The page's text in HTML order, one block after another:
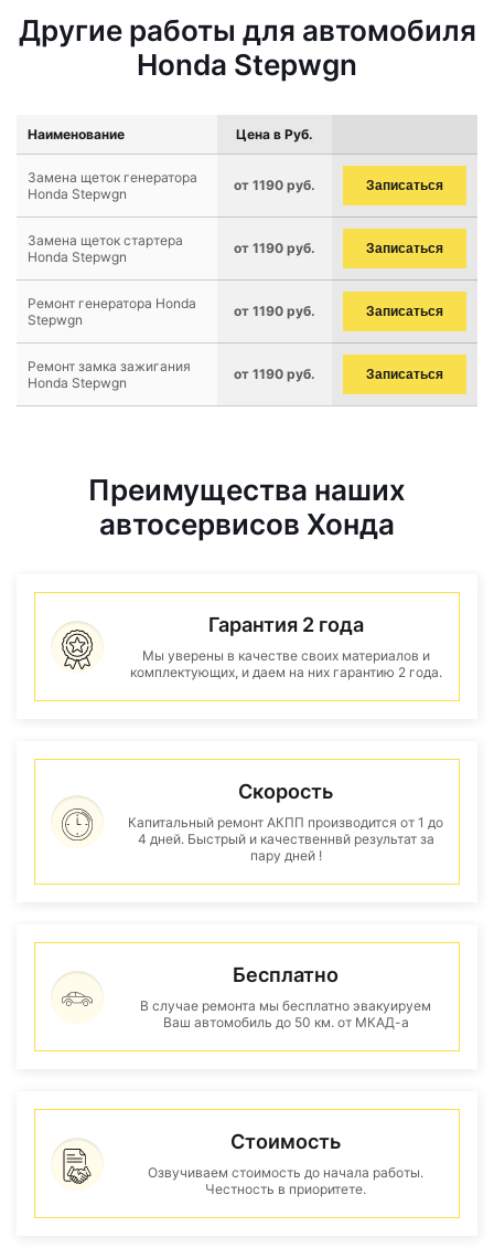
Другие работы для автомобиля
Honda Stepwgn
Наименование Цена в Руб.
Замена щеток генератора
Honda Stepwgn
от 1190 руб. Записаться
Замена щеток стартера
Honda Stepwgn
от 1190 руб. Записаться
Ремонт генератора Honda
Stepwgn
от 1190 руб. Записаться
Ремонт замка зажигания
Honda Stepwgn
от 1190 руб. Записаться
Преимущества наших
автосервисов Хонда
Гарантия 2 года
Мы уверены в качестве своих материалов и
комплектующих, и даем на них гарантию 2 года.
Скорость
Капитальный ремонт АКПП производится от 1 до
4 дней. Быстрый и качественнвй результат за
пару дней !
Бесплатно
В случае ремонта мы бесплатно эвакуируем
Ваш автомобиль до 50 км. от МКАД-а
Стоимость
Озвучиваем стоимость до начала работы.
Честность в приоритете.